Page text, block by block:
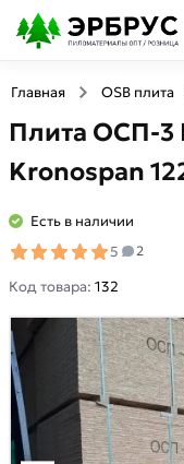
Главная OSB плита
Плита ОСП-3
Kronospan
Есть в наличии
5
2
Код товара: 132